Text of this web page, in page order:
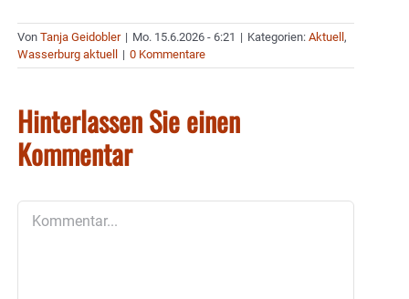
Von Tanja Geidobler | Mo. 15.6.2026 - 6:21 | Kategorien: Aktuell ,
Wasserburg aktuell
| 0 Kommentare
Hinterlassen Sie einen
Kommentar